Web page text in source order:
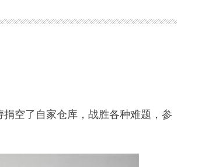
空了自家仓库，战胜各种难题，参